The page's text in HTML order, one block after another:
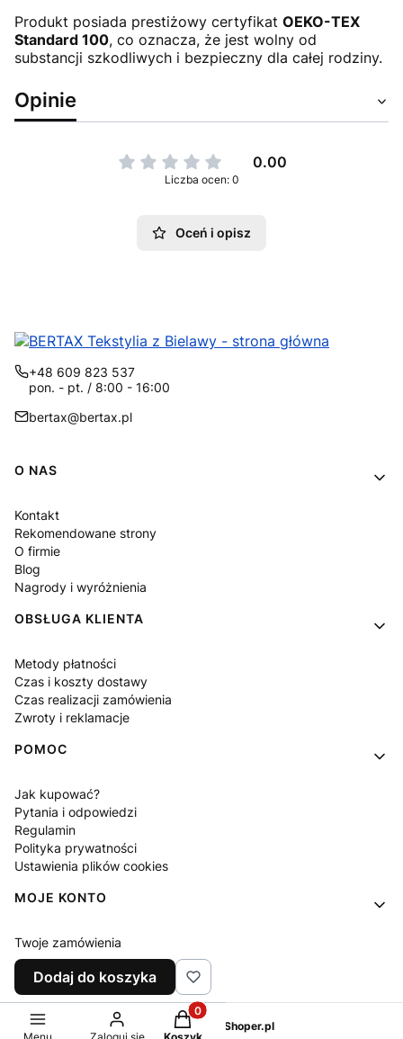
Produkt posiada prestiżowy certyfikat OEKO-TEX
Standard 100, co oznacza, że jest wolny od
substancji szkodliwych i bezpieczny dla całej rodziny.
Opinie
0.00
Liczba ocen: 0
Oceń i opisz
+48 609 823 537
pon. - pt. / 8:00 - 16:00
bertax@bertax.pl
Linki w stopce
O NAS
Kontakt
Rekomendowane strony
O firmie
Blog
Nagrody i wyróżnienia
OBSŁUGA KLIENTA
Metody płatności
Czas i koszty dostawy
Czas realizacji zamówienia
Zwroty i reklamacje
POMOC
Jak kupować?
Pytania i odpowiedzi
Regulamin
Polityka prywatności
Ustawienia plików cookies
MOJE KONTO
Twoje zamówienia
Ustawienia konta
Ulubione
Sklep internetowy Shoper.pl
Dodaj do koszyka
Produkty w koszyku: 0. Zobacz